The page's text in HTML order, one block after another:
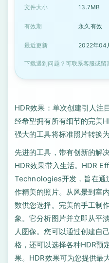
文件大小 13.7MB
有效期 永久有效
最近更新 2022年04
下载遇到问题？可联系客服或留
HDR效果：单次创建引人注
经希望拥有所有细节的完美
强大的工具将标准照片转换
先进的工具，带有创新的解
HDR效果带入生活。HDR
Technologies开发，旨在通
作精美的照片。从风景到室
数供您选择。完美的手工制
象。它分析图片并立即从平
人图像。您可以通过创建自
格，还可以选择各种HDR预
果。HDR效果可为您提供最